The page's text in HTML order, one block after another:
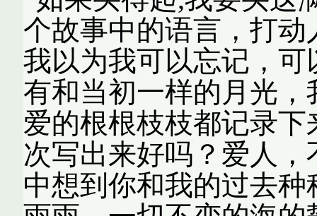
个故事中的语言，打
我以为我可以忘记，
有和当初一样的月光
爱的根根枝枝都记录
次写出来好吗？爱人
中想到你和我的过去